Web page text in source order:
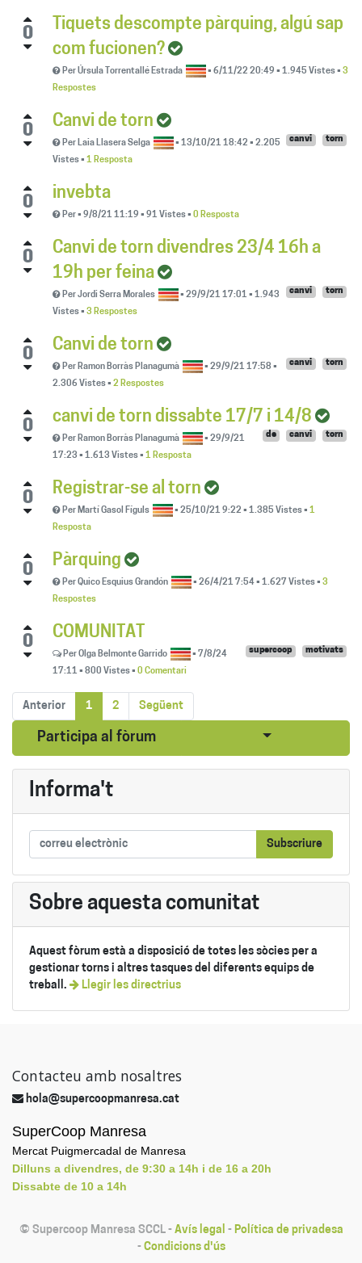
0
Tiquets descompte pàrquing, algú sap
com fucionen?
PerÚrsula Torrentallé Estrada •6/11/22 20:49 •1.945 Vistes•3
Respostes
0
Canvi de torn
torn
canvi
Per Laia Llasera Selga •13/10/21 18:42 •2.205
Vistes• 1 Resposta
0
invebta
Per• 9/8/21 11:19 • 91 Vistes• 0 Resposta
0
Canvi de torn divendres 23/4 16h a
19h per feina
torn
canvi
PerJordi Serra Morales •29/9/21 17:01 •1.943
Vistes• 3 Respostes
0
Canvi de torn
torn
canvi
Per Ramon Borràs Planagumà •29/9/21 17:58 •
2.306 Vistes• 2 Respostes
0
canvi de torn dissabte 17/7 i 14/8
torn
canvi
de
Per Ramon Borràs Planagumà •29/9/21
17:23 • 1.613 Vistes• 1 Resposta
0
Registrar-se al torn
Per Martí Gasol Fíguls •25/10/21 9:22 •1.385 Vistes•1
Resposta
0
Pàrquing
PerQuico Esquius Grandón •26/4/21 7:54•1.627 Vistes•3
Respostes
0
COMUNITAT
motivats
supercoop
PerOlga Belmonte Garrido •7/8/24
17:11 • 800 Vistes• 0 Comentari
Anterior 1 2 Següent
Participa al fòrum Seleccionar
Informa't
Subscriure
Sobre aquesta comunitat
Aquest fòrum està a disposició de totes les sòcies per a
gestionar torns i altres tasques del diferents equips de
treball.
Llegir les directrius
Contacteu amb nosaltres
hola@supercoopmanresa.cat
SuperCoop Manresa
Mercat Puigmercadal de Manresa
Dilluns a divendres, de 9:30 a 14h i de 16 a 20h
Dissabte de 10 a 14h
© Supercoop Manresa SCCL - Avís legal - Política de privadesa
- Condicions d'ús